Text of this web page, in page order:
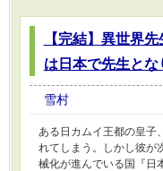
【完結】異世界
は日本で先生と
雪村
ある日カムイ王都の皇子
れてしまう。しかし彼が
械化が進んでいる国『日